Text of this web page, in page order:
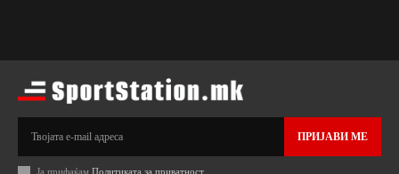
ПРИЈАВИ МЕ
Ја прифаќам Политиката за приватност.